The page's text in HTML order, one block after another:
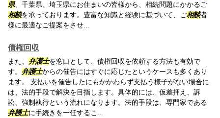
県、千葉県、埼玉県にお住まいの皆様から、相続問題にかかるご
相談を承っております。豊富な知識と経験に基づいて、ご相談者
様に最適なご提案をさせ...
債権回収
また、 弁護士を窓口として、債権回収を依頼する方法も有効で
す。 弁護士からの催告にはすぐに応じたというケースも多くあり
ます。 支払いを催告したにもかかわらず支払う様子がない場合に
は、法的手段で解決を目指します。具体的には、仮差押え、訴
訟、強制執行という流れになります。法的手段は、専門家である
弁護士に手続きを一任するこ...